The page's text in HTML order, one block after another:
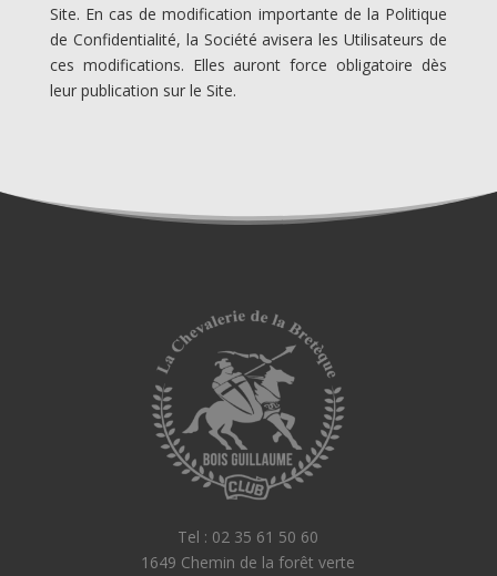
Site. En cas de modification importante de la Politique
de Confidentialité, la Société avisera les Utilisateurs de
ces modifications. Elles auront force obligatoire dès
leur publication sur le Site.
Tel : 02 35 61 50 60
1649 Chemin de la forêt verte